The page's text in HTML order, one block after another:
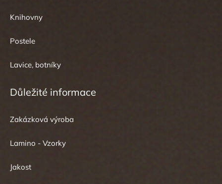
Knihovny
Postele
Lavice, botníky
Důležité informace
Zakázková výroba
Lamino - Vzorky
Jakost